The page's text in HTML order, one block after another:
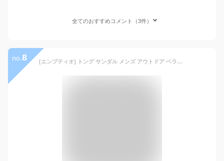
全てのおすすめコメント（3件）
no. 8 [エンプティオ] トング サンダル メンズ アウトドア ベランダ エスニック ゴルフ 履きやすい かかとなし 蒸れない お洒落 プール グルカ リゾート 軽量 つっかけ 海水浴 うちばき v系 草履 ぞうり コンフォート サーフィン 散歩 作業 釣り またあり 水陸 モード リハビリ レジャー シャワー 男女兼用 アジアン アーチ シンプル スライド リカバリー ベアフット (L) ブラック